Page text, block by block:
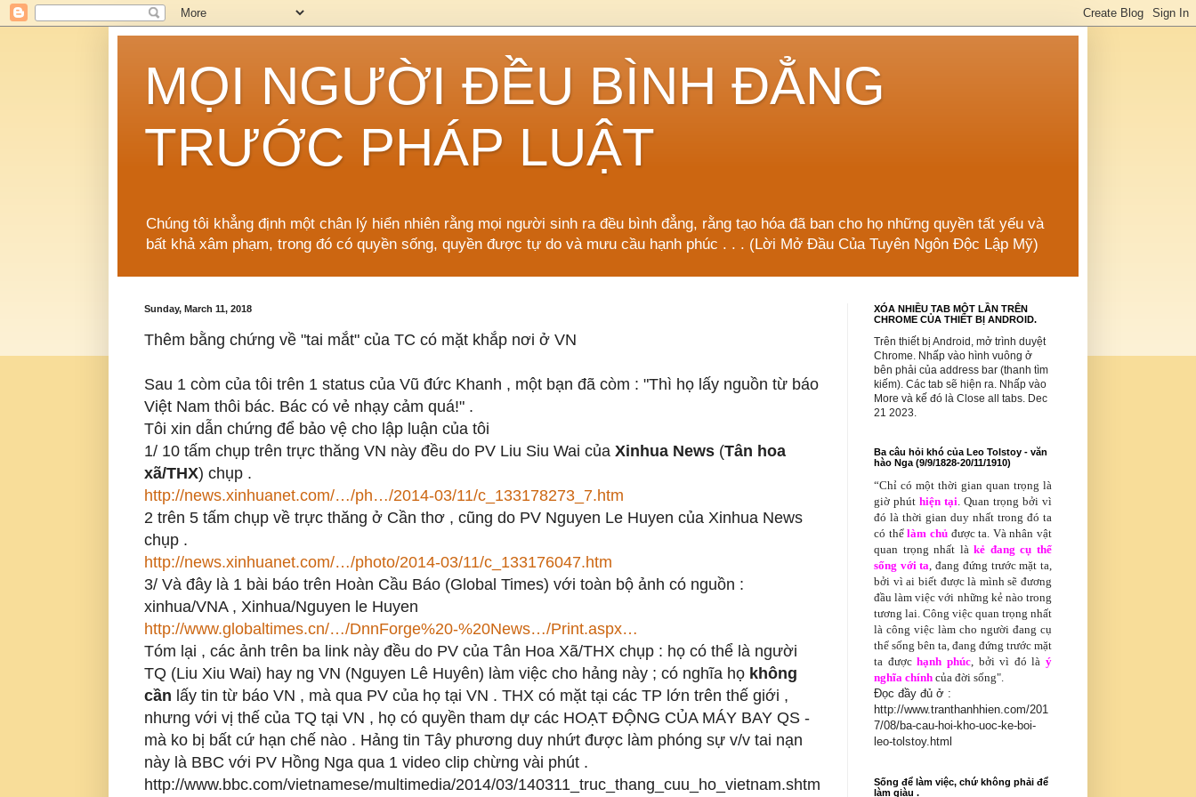
MỌI NGƯỜI ĐỀU BÌNH ĐẲNG
TRƯỚC PHÁP LUẬT
Chúng tôi khẳng định một chân lý hiển nhiên rằng mọi người sinh ra đều bình đẳng, rằng tạo hóa đã ban cho họ những quyền tất yếu và
bất khả xâm phạm, trong đó có quyền sống, quyền được tự do và mưu cầu hạnh phúc . . . (Lời Mở Đầu Của Tuyên Ngôn Độc Lập Mỹ)
Sunday, March 11, 2018
Thêm bằng chứng về "tai mắt" của TC có mặt khắp nơi ở VN
Sau 1 còm của tôi trên 1 status của Vũ đức Khanh , một bạn đã còm : "Thì họ lấy nguồn từ báo
Việt Nam thôi bác. Bác có vẻ nhạy cảm quá!" .
Tôi xin dẫn chứng để bảo vệ cho lập luận của tôi
1/ 10 tấm chụp trên trực thăng VN này đều do PV Liu Siu Wai của Xinhua News (Tân hoa
xã/THX) chụp .
http://news.xinhuanet.com/…/ph…/2014-03/11/c_133178273_7.htm
2 trên 5 tấm chụp về trực thăng ở Cần thơ , cũng do PV Nguyen Le Huyen của Xinhua News
chụp .
http://news.xinhuanet.com/…/photo/2014-03/11/c_133176047.htm
3/ Và đây là 1 bài báo trên Hoàn Cầu Báo (Global Times) với toàn bộ ảnh có nguồn :
xinhua/VNA , Xinhua/Nguyen le Huyen
http://www.globaltimes.cn/…/DnnForge%20-%20News…/Print.aspx…
Tóm lại , các ảnh trên ba link này đều do PV của Tân Hoa Xã/THX chụp : họ có thể là người
TQ (Liu Xiu Wai) hay ng VN (Nguyen Lê Huyên) làm việc cho hảng này ; có nghĩa họ không
cần lấy tin từ báo VN , mà qua PV của họ tại VN . THX có mặt tại các TP lớn trên thế giới ,
nhưng với vị thế của TQ tại VN , họ có quyền tham dự các HOẠT ĐỘNG CỦA MÁY BAY QS -
mà ko bị bất cứ hạn chế nào . Hảng tin Tây phương duy nhứt được làm phóng sự v/v tai nạn
này là BBC với PV Hồng Nga qua 1 video clip chừng vài phút .
http://www.bbc.com/vietnamese/multimedia/2014/03/140311_truc_thang_cuu_ho_vietnam.shtm
XÓA NHIỀU TAB MỘT LẦN TRÊN
CHROME CỦA THIẾT BỊ ANDROID.
Trên thiết bị Android, mở trình duyệt
Chrome. Nhấp vào hình vuông ở
bên phải của address bar (thanh tìm
kiếm). Các tab sẽ hiện ra. Nhấp vào
More và kế đó là Close all tabs. Dec
21 2023.
Ba câu hỏi khó của Leo Tolstoy - văn
hào Nga (9/9/1828-20/11/1910)
“Chỉ có một thời gian quan trọng là
giờ phút hiện tại. Quan trọng bởi vì
đó là thời gian duy nhất trong đó ta
có thể làm chủ được ta. Và nhân vật
quan trọng nhất là kẻ đang cụ thể
sống với ta, đang đứng trước mặt ta,
bởi vì ai biết được là mình sẽ đương
đầu làm việc với những kẻ nào trong
tương lai. Công việc quan trọng nhất
là công việc làm cho người đang cụ
thể sống bên ta, đang đứng trước mặt
ta được hạnh phúc, bởi vì đó là ý
nghĩa chính của đời sống".
Đọc đầy đủ ở :
http://www.tranthanhhien.com/201
7/08/ba-cau-hoi-kho-uoc-ke-boi-
leo-tolstoy.html
Sống để làm việc, chứ không phải để
làm giàu .